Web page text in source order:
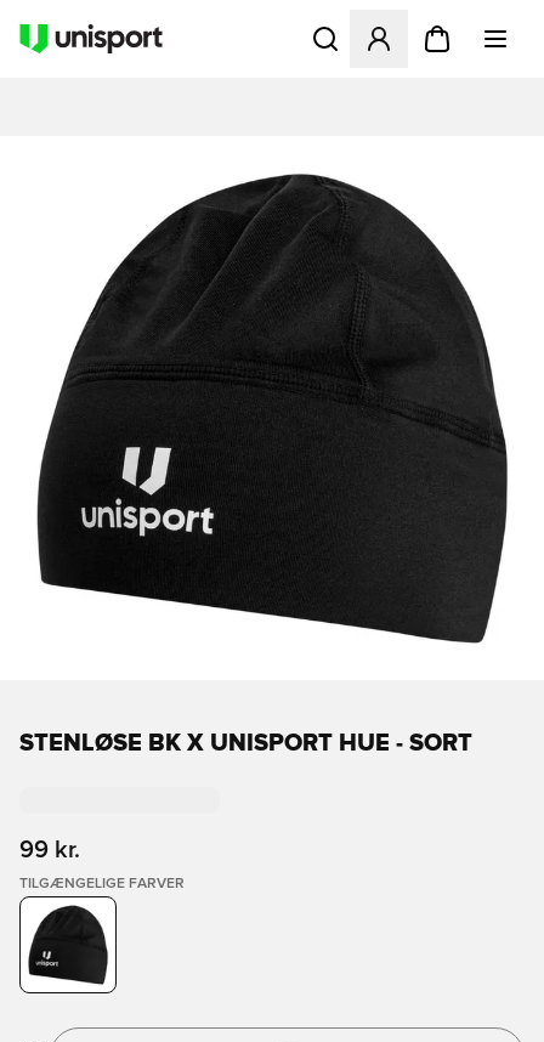
Åbner en Modal til at
STENLØSE BK X UNISPORT HUE - SORT
99 kr.
TILGÆNGELIGE FARVER